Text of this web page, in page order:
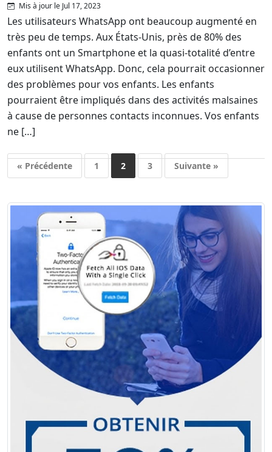
Mis à jour le Jul 17, 2023
Les utilisateurs WhatsApp ont beaucoup augmenté en
très peu de temps. Aux États-Unis, près de 80% des
enfants ont un Smartphone et la quasi-totalité d’entre
eux utilisent WhatsApp. Donc, cela pourrait occasionner
des problèmes pour vos enfants. Les enfants
pourraient être impliqués dans des activités malsaines
à cause de personnes contacts inconnues. Vos enfants
ne […]
« Précédente 1 2 3 Suivante »